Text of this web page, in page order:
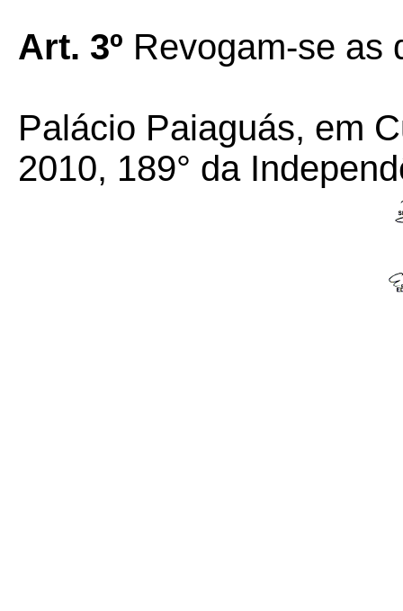
Art. 3º Revogam-se as
Palácio Paiaguás, em
2010, 189° da